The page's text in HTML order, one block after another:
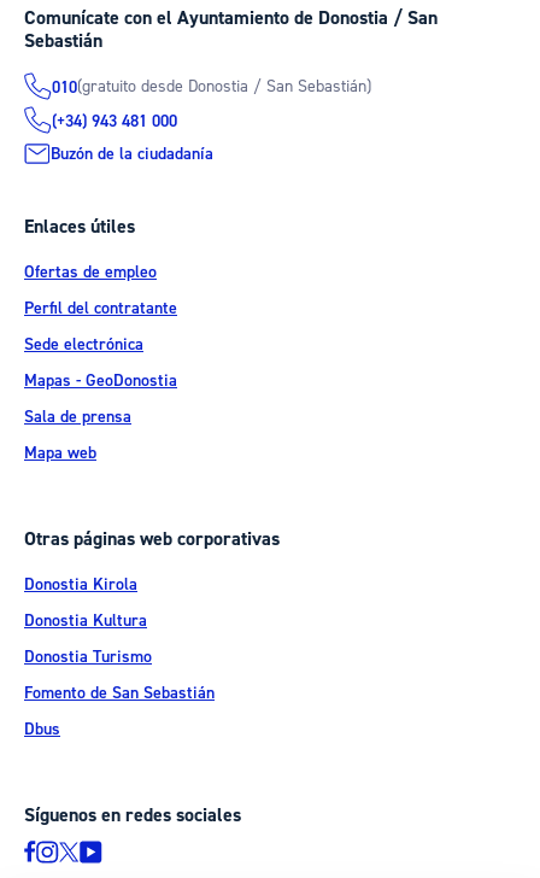
Comunícate con el Ayuntamiento de Donostia / San
Sebastián
010(gratuito desde Donostia / San Sebastián)
(+34) 943 481 000
Buzón de la ciudadanía
Enlaces útiles
Ofertas de empleo
Perfil del contratante
Sede electrónica
Mapas - GeoDonostia
Sala de prensa
Mapa web
Otras páginas web corporativas
Donostia Kirola
Donostia Kultura
Donostia Turismo
Fomento de San Sebastián
Dbus
Síguenos en redes sociales